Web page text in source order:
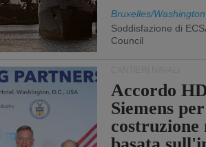
Bruxelles/Washington
Soddisfazione di
Council
Accordo
Siemens
costruzione